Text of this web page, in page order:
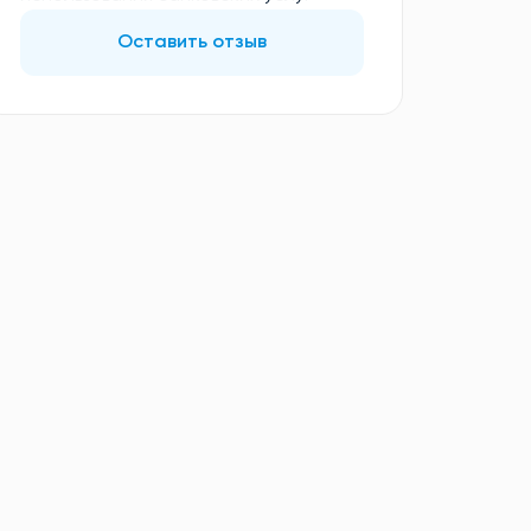
Оставить отзыв